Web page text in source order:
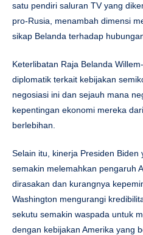
satu pendiri saluran TV yang
pro-Rusia, menambah dimensi
sikap Belanda terhadap
Keterlibatan Raja Belanda
diplomatik terkait kebijakan
negosiasi ini dan sejauh mana
kepentingan ekonomi mereka
berlebihan.
Selain itu, kinerja Presiden Biden
semakin melemahkan pengaruh
dirasakan dan kurangnya
Washington mengurangi
sekutu semakin waspada untuk
dengan kebijakan Amerika yang